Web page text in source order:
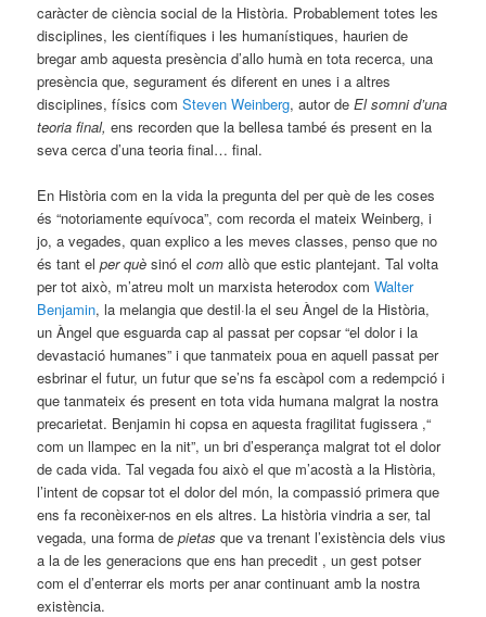
caràcter de ciència social de la Història. Probablement totes les
disciplines, les científiques i les humanístiques, haurien de
bregar amb aquesta presència d’allo humà en tota recerca, una
presència que, segurament és diferent en unes i a altres
disciplines, físics comSteven Weinberg, autor deEl somni d’una
teoria final, ens recorden que la bellesa també és present en la
seva cerca d’una teoria final… final.
En Història com en la vida la pregunta del per què de les coses
és “notoriamente equívoca”, com recorda el mateix Weinberg, i
jo, a vegades, quan explico a les meves classes, penso que no
és tant elper quèsinó elcomallò que estic plantejant. Tal volta
per tot això, m’atreu molt un marxista heterodox comWalter
Benjamin, la melangia que destil·la el seu Àngel de la Història,
un Àngel que esguarda cap al passat per copsar “el dolor i la
devastació humanes” i que tanmateix poua en aquell passat per
esbrinar el futur, un futur que se’ns fa escàpol com a redempció i
que tanmateix és present en tota vida humana malgrat la nostra
precarietat. Benjamin hi copsa en aquesta fragilitat fugissera ,“
com un llampec en la nit”, un bri d’esperança malgrat tot el dolor
de cada vida. Tal vegada fou això el que m’acostà a la Història,
l’intent de copsar tot el dolor del món, la compassió primera que
ens fa reconèixer-nos en els altres. La història vindria a ser, tal
vegada, una forma depietas que va trenant l’existència dels vius
a la de les generacions que ens han precedit , un gest potser
com el d’enterrar els morts per anar continuant amb la nostra
existència.